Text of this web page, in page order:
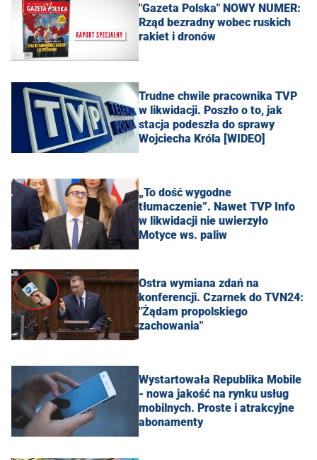
"Gazeta Polska" NOWY NUMER:
Rząd bezradny wobec ruskich
rakiet i dronów
Trudne chwile pracownika TVP
w likwidacji. Poszło o to, jak
stacja podeszła do sprawy
Wojciecha Króla [WIDEO]
„To dość wygodne
tłumaczenie”. Nawet TVP Info
w likwidacji nie uwierzyło
Motyce ws. paliw
Ostra wymiana zdań na
konferencji. Czarnek do TVN24:
"Żądam propolskiego
zachowania"
Wystartowała Republika Mobile
- nowa jakość na rynku usług
mobilnych. Proste i atrakcyjne
abonamenty